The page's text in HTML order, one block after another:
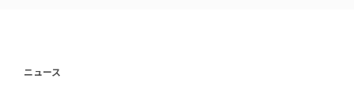
ニュース